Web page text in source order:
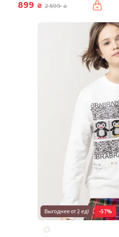
899 ₴ 2 599₴
Выгоднее от 2 ед! -57%